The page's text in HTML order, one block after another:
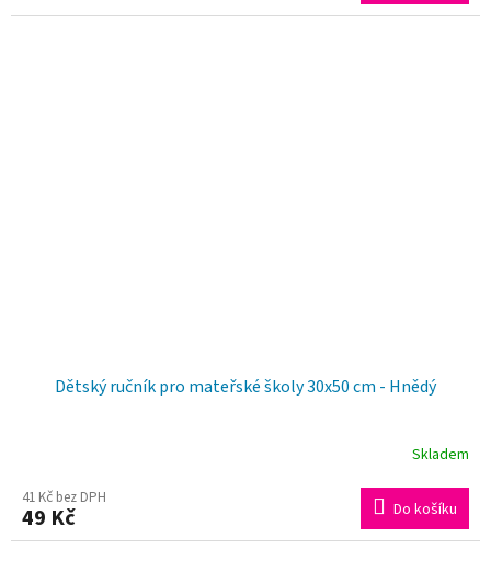
produktu
Dětský ručník pro mateřské školy 30x50 cm - Hnědý
hodnocení
produktu
Skladem
41 Kč bez DPH
49 Kč Do košíku